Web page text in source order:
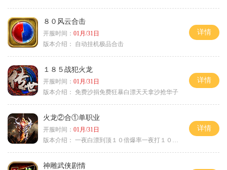
８０风云合击
开服时间： 01月/31日
版本介绍：
自动挂机极品合击
详情
１８５战犯火龙
开服时间： 01月/31日
版本介绍： 免费沙捐免费狂暴白漂天天拿沙抢华子
详情
火龙②合①单职业
开服时间： 01月/31日
版本介绍： 一夜白漂到顶１０倍爆率一夜打１０００充
详情
神雕武侠剧情